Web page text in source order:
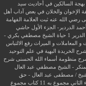
بهجة السالكين في أحاديث سيد
الإخوان والخلان في بعض آداب أهل
رضي الله عنه ثبت العلامة الفهامة
الدردير- الجزء الأول حاشي
1
حياة الشيخ مصطفي بكري -
و المعاملات و الميراث رفع الالتباس
الخريدة البهية في علم التوحيد
منظومة أسماء الله الحسنى شرح
- الشيخ مصطفي عبد العال
/ مصطفى عبد العال - حق
الثاني مجموع به 11 كتاب
مجموع